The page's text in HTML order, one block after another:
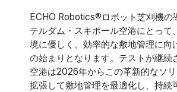
ECHO Robotics®ロボット芝刈機の
テルダム・スキポール空港にとって
境に優しく、効率的な敷地管理に向
の始まりとなります。テストが継続
空港は2026年からこの革新的なソ
拡張して敷地管理を最適化し、持続